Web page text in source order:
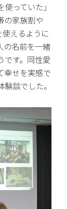
っていた」
の家族割や
えるように
の名前を一緒
です。同性愛
幸せを実感で
談でした。